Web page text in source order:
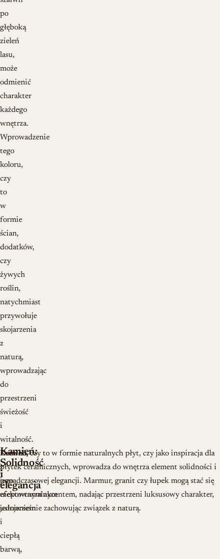
po
głęboką
zieleń
lasu,
może
odmienić
charakter
każdego
wnętrza.
Wprowadzenie
tego
koloru,
czy
to
w
formie
ścian,
dodatków,
czy
żywych
roślin,
natychmiast
przywołuje
skojarzenia
z
naturą,
wprowadzając
do
przestrzeni
świeżość
i
witalność.
Drewno,
z
jego
niepowtarzalnym
usłojeniem
i
ciepłą
barwą,
Kamień:
Solidność
i
elegancja
Kamień, czy to w formie naturalnych płyt, czy jako inspiracja dla
płytek ceramicznych, wprowadza do wnętrza element solidności i
ponadczasowej elegancji. Marmur, granit czy łupek mogą stać się
efektownym akcentem, nadając przestrzeni luksusowy charakter,
jednocześnie zachowując związek z naturą.